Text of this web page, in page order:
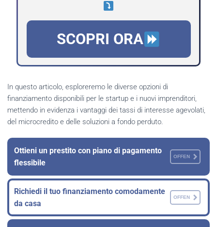
SCOPRI ORA
In questo articolo, esploreremo le diverse opzioni di
finanziamento disponibili per le startup e i nuovi imprenditori,
mettendo in evidenza i vantaggi dei tassi di interesse agevolati,
del microcredito e delle soluzioni a fondo perduto.
Ottieni un prestito con piano di pagamento
flessibile
OFFEN
Richiedi il tuo finanziamento comodamente
da casa
OFFEN